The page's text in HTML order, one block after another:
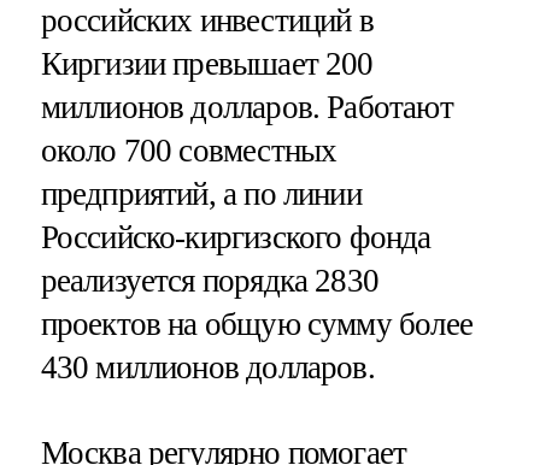
российских инвестиций в
Киргизии превышает 200
миллионов долларов. Работают
около 700 совместных
предприятий, а по линии
Российско-киргизского фонда
реализуется порядка 2830
проектов на общую сумму более
430 миллионов долларов.
Москва регулярно помогает